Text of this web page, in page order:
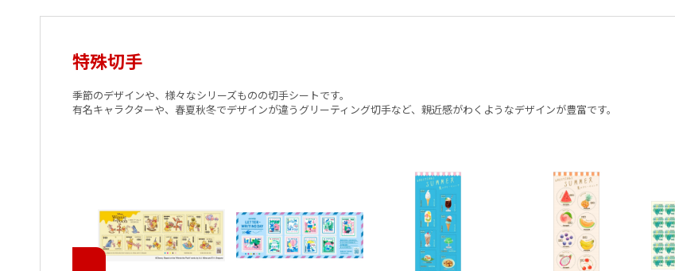
特殊切手
季節のデザインや、様々なシリーズものの切手シートです。
有名キャラクターや、春夏秋冬でデザインが違うグリーティング切手など、親近感がわくようなデザインが豊富です。